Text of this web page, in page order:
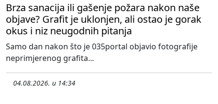
Brza sanacija ili gašenje požara nakon naše
objave? Grafit je uklonjen, ali ostao je gorak
okus i niz neugodnih pitanja
Samo dan nakon što je 035portal objavio fotografije
neprimjerenog grafita...
04.08.2026. u 14:34